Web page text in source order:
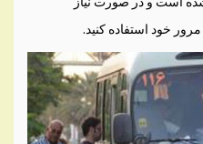
خود استفاده کنید.